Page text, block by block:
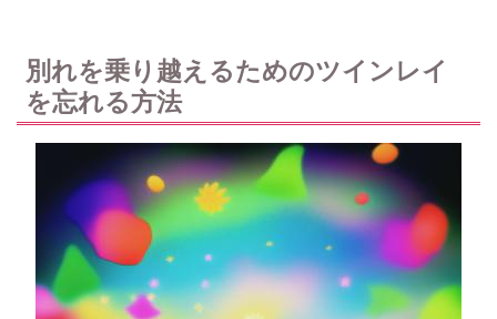
別れを乗り越えるためのツインレイ
を忘れる方法